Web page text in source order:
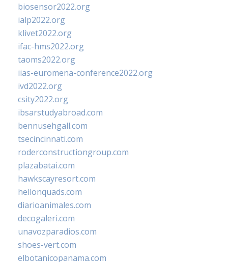
biosensor2022.org
ialp2022.org
klivet2022.org
ifac-hms2022.org
taoms2022.org
iias-euromena-conference2022.org
ivd2022.org
csity2022.org
ibsarstudyabroad.com
bennusehgall.com
tsecincinnati.com
roderconstructiongroup.com
plazabatai.com
hawkscayresort.com
hellonquads.com
diarioanimales.com
decogaleri.com
unavozparadios.com
shoes-vert.com
elbotanicopanama.com